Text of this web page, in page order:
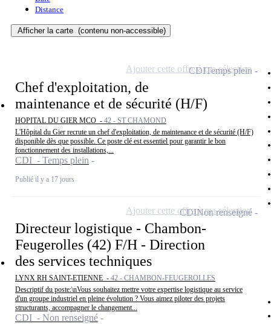
Distance
Afficher la carte (contenu non-accessible)
Chef d'exploitation, de
maintenance et de sécurité (H/F)
HOPITAL DU GIER MCO - 42 - ST CHAMOND
L'Hôpital du Gier recrute un chef d'exploitation, de maintenance et de sécurité (H/F)
disponible dès que possible. Ce poste clé est essentiel pour garantir le bon
fonctionnement des installations,...
CDI - Temps plein
Publié il y a 17 jours
CDITemps plein
Ajouter cette offre à ma sélection
Directeur logistique - Chambon-
Feugerolles (42) F/H - Direction
des services techniques
LYNX RH SAINT-ETIENNE - 42 - CHAMBON-FEUGEROLLES
Descriptif du poste:\nVous souhaitez mettre votre expertise logistique au service
d'un groupe industriel en pleine évolution ? Vous aimez piloter des projets
structurants, accompagner le changement...
CDI - Non renseigné
CDINon renseigné
Ajouter cette offre à ma sélection